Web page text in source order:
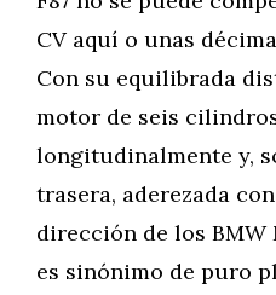
CV aquí o unas
Con su equilibrada
motor de seis
longitudinalmente y,
trasera, aderezada
dirección de los BMW
es sinónimo de puro